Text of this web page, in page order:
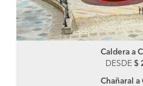
Caldera a
DESDE $
Chañaral a